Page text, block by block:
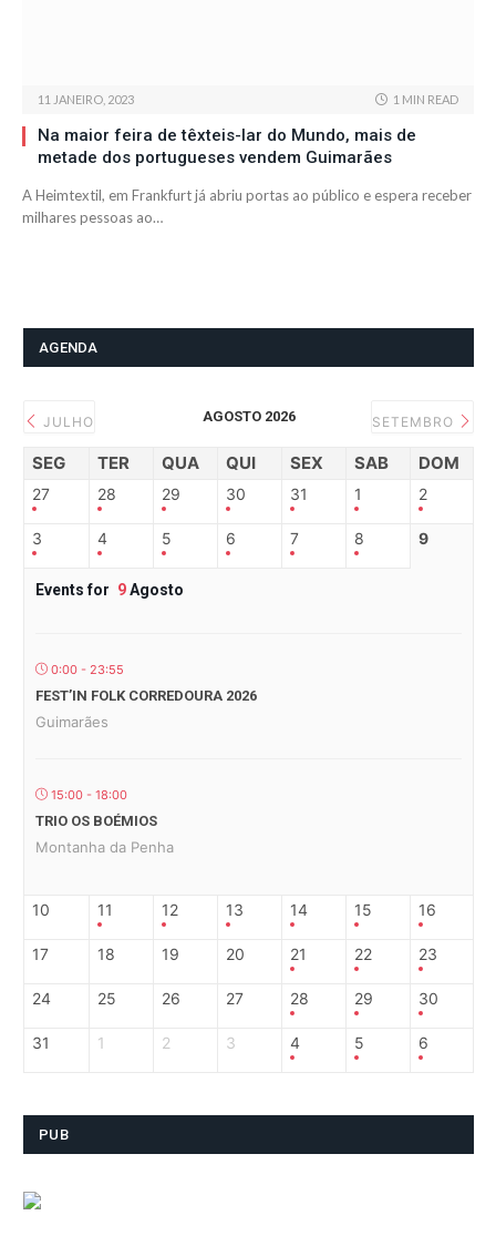
11 JANEIRO, 2023 1 MIN READ
Na maior feira de têxteis-lar do Mundo, mais de
metade dos portugueses vendem Guimarães
A Heimtextil, em Frankfurt já abriu portas ao público e espera receber
milhares pessoas ao…
AGENDA
JULHO AGOSTO 2026 SETEMBRO
SEG TER QUA QUI SEX SAB DOM
27 28 29 30 31 1 2
3 4 5 6 7 8 9
Events for 9Agosto
0:00 - 23:55
FEST’IN FOLK CORREDOURA 2026
Guimarães
15:00 - 18:00
TRIO OS BOÉMIOS
Montanha da Penha
10 11 12 13 14 15 16
17 18 19 20 21 22 23
24 25 26 27 28 29 30
31 1 2 3 4 5 6
PUB